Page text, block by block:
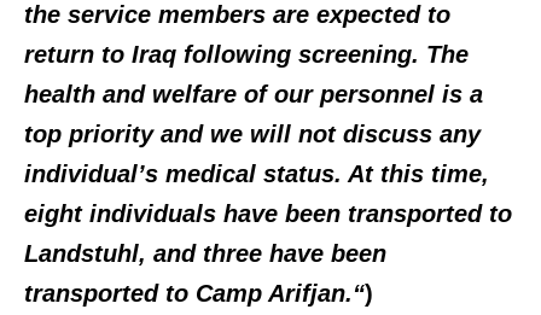
the service members are expected to
return to Iraq following screening. The
health and welfare of our personnel is a
top priority and we will not discuss any
individual’s medical status. At this time,
eight individuals have been transported to
Landstuhl, and three have been
transported to Camp Arifjan.“)